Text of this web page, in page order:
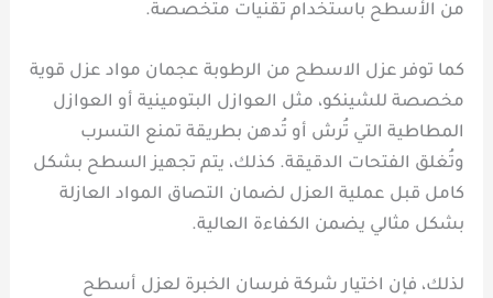
من الأسطح باستخدام تقنيات متخصصة.
كما توفر عزل الاسطح من الرطوبة عجمان مواد عزل قوية
مخصصة للشينكو، مثل العوازل البتومينية أو العوازل
المطاطية التي تُرش أو تُدهن بطريقة تمنع التسرب
وتُغلق الفتحات الدقيقة. كذلك، يتم تجهيز السطح بشكل
كامل قبل عملية العزل لضمان التصاق المواد العازلة
بشكل مثالي يضمن الكفاءة العالية.
لذلك، فإن اختيار شركة فرسان الخبرة لعزل أسطح